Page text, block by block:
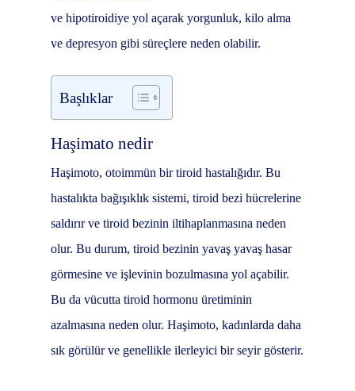
ve hipotiroidiye yol açarak yorgunluk, kilo alma
ve depresyon gibi süreçlere neden olabilir.
Başlıklar
Haşimato nedir
Haşimoto, otoimmün bir tiroid hastalığıdır. Bu
hastalıkta bağışıklık sistemi, tiroid bezi hücrelerine
saldırır ve tiroid bezinin iltihaplanmasına neden
olur. Bu durum, tiroid bezinin yavaş yavaş hasar
görmesine ve işlevinin bozulmasına yol açabilir.
Bu da vücutta tiroid hormonu üretiminin
azalmasına neden olur. Haşimoto, kadınlarda daha
sık görülür ve genellikle ilerleyici bir seyir gösterir.